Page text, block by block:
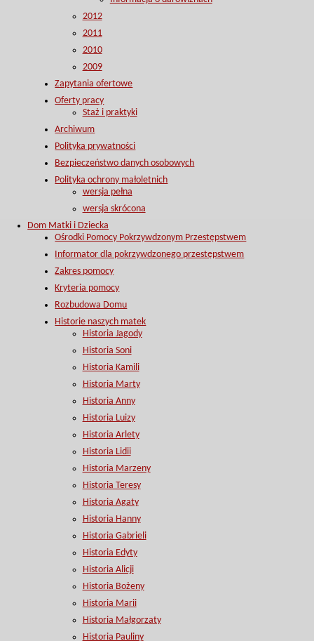
2012
2011
2010
2009
Zapytania ofertowe
Oferty pracy
Staż i praktyki
Archiwum
Polityka prywatności
Bezpieczeństwo danych osobowych
Polityka ochrony małoletnich
wersja pełna
wersja skrócona
Dom Matki i Dziecka
Ośrodki Pomocy Pokrzywdzonym Przestępstwem
Informator dla pokrzywdzonego przestępstwem
Zakres pomocy
Kryteria pomocy
Rozbudowa Domu
Historie naszych matek
Historia Jagody
Historia Soni
Historia Kamili
Historia Marty
Historia Anny
Historia Luizy
Historia Arlety
Historia Lidii
Historia Marzeny
Historia Teresy
Historia Agaty
Historia Hanny
Historia Gabrieli
Historia Edyty
Historia Alicji
Historia Bożeny
Historia Marii
Historia Małgorzaty
Historia Pauliny